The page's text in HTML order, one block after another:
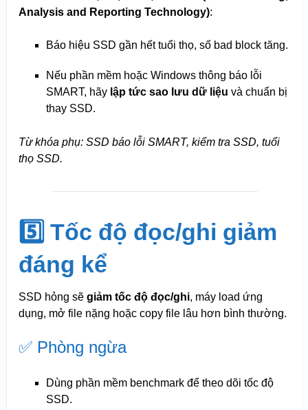
Analysis and Reporting Technology):
Báo hiệu SSD gần hết tuổi thọ, số bad block tăng.
Nếu phần mềm hoặc Windows thông báo lỗi
SMART, hãy lập tức sao lưu dữ liệu và chuẩn bị
thay SSD.
Từ khóa phụ: SSD báo lỗi SMART, kiểm tra SSD, tuổi
thọ SSD.
5️⃣ Tốc độ đọc/ghi giảm
đáng kể
SSD hỏng sẽ giảm tốc độ đọc/ghi, máy load ứng
dụng, mở file nặng hoặc copy file lâu hơn bình thường.
✅ Phòng ngừa
Dùng phần mềm benchmark để theo dõi tốc độ
SSD.